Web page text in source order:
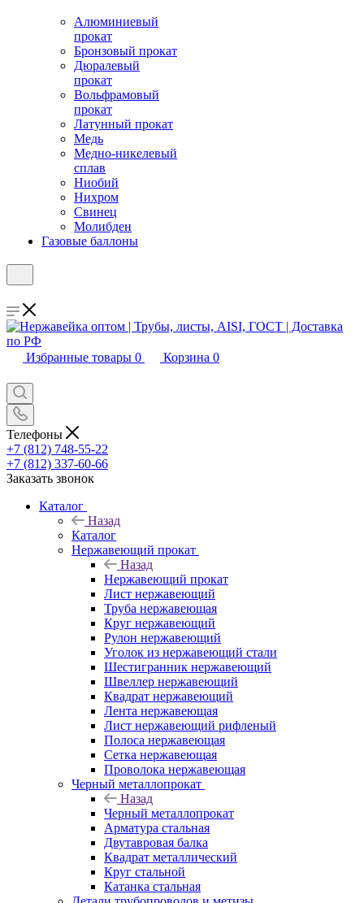
Алюминиевый
прокат
Бронзовый прокат
Дюралевый
прокат
Вольфрамовый
прокат
Латунный прокат
Медь
Медно-никелевый
сплав
Ниобий
Нихром
Свинец
Молибден
Газовые баллоны
Избранные товары 0 Корзина 0
Телефоны
+7 (812) 748-55-22
+7 (812) 337-60-66
Заказать звонок
Каталог
Назад
Каталог
Нержавеющий прокат
Назад
Нержавеющий прокат
Лист нержавеющий
Труба нержавеющая
Круг нержавеющий
Рулон нержавеющий
Уголок из нержавеющий стали
Шестигранник нержавеющий
Швеллер нержавеющий
Квадрат нержавеющий
Лента нержавеющая
Лист нержавеющий рифленый
Полоса нержавеющая
Сетка нержавеющая
Проволока нержавеющая
Черный металлопрокат
Назад
Черный металлопрокат
Арматура стальная
Двутавровая балка
Квадрат металлический
Круг стальной
Катанка стальная